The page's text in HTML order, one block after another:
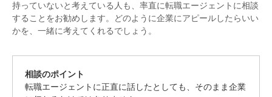
持っていないと考えている人も、率直に転職エージェントに相談
することをお勧めします。どのように企業にアピールしたらいい
かを、一緒に考えてくれるでしょう。
相談のポイント
転職エージェントに正直に話したとしても、そのまま企業